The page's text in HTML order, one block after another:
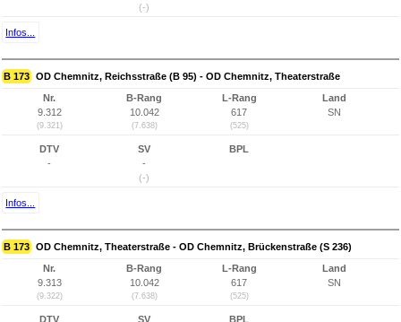
(-)
Infos...
B 173 OD Chemnitz, Reichsstraße (B 95) - OD Chemnitz, Theaterstraße
Nr.
9.312
(9.321)
B-Rang
10.042
(7.638)
L-Rang
617
(525)
Land
SN
DTV
-
SV
-
(-)
BPL
Infos...
B 173 OD Chemnitz, Theaterstraße - OD Chemnitz, Brückenstraße (S 236)
Nr.
9.313
(9.322)
B-Rang
10.042
(7.638)
L-Rang
617
(525)
Land
SN
DTV SV BPL